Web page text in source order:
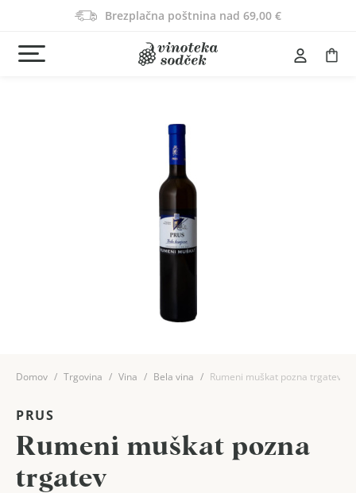
Brezplačna poštnina nad 69,00 €
Domov Trgovina Vina Bela vina Rumeni muškat pozna trgatev
PRUS
Rumeni muškat pozna
trgatev